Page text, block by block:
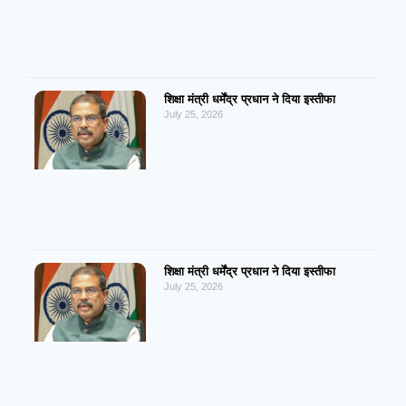
शिक्षा मंत्री धर्मेंद्र प्रधान ने दिया इस्तीफा
July 25, 2026
शिक्षा मंत्री धर्मेंद्र प्रधान ने दिया इस्तीफा
July 25, 2026